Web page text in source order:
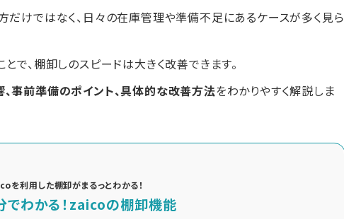
けではなく、日々の在庫管理や準備不足にあるケースが多く見ら
で、棚卸しのスピードは大きく改善できます。
事前準備のポイント、具体的な改善方法をわかりやすく解説しま
を利用した棚卸がまるっとわかる！
でわかる！zaicoの棚卸機能